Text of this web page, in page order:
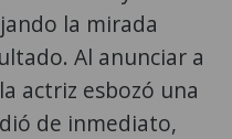
la mirada
Al anunciar a
actriz esbozó una
de inmediato,